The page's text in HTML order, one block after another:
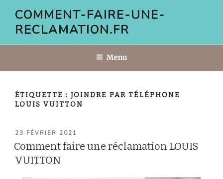
contenu
COMMENT-FAIRE-UNE-
RECLAMATION.FR
Menu
ÉTIQUETTE : JOINDRE PAR TÉLÉPHONE
LOUIS VUITTON
PUBLIÉ
LE
23 FÉVRIER 2021
Comment faire une réclamation LOUIS
VUITTON